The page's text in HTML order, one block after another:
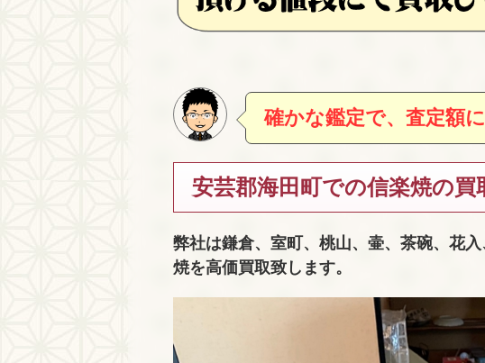
確かな鑑定で、査定額
安芸郡海田町での信楽焼の買
弊社は鎌倉、室町、桃山、壷、茶碗、花
焼を高価買取致します。